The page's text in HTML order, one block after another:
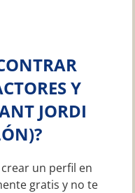
Y
JORDI
un perfil en
gratis y no te